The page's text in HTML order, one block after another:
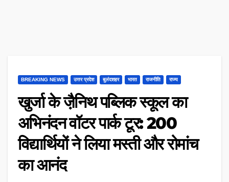
BREAKING NEWS उत्तर प्रदेश बुलंदशहर भारत राजनीति राज्य
खुर्जा के जै़निथ पब्लिक स्कूल का
अभिनंदन वॉटर पार्क टूर: 200
विद्यार्थियों ने लिया मस्ती और रोमांच
का आनंद